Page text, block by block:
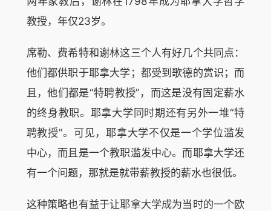
教授，年仅23岁。
席勒、费希特和谢林这三个人有好几个共同点：
他们都供职于耶拿大学；都受到歌德的赏识；而
且，他们都是“特聘教授”，而这是没有固定薪水
的终身教职。耶拿大学同时期还有另外一堆“特
聘教授”。可见，耶拿大学不仅是一个学位滥发
中心，而且是一个教职滥发中心。而耶拿大学还
有一个问题，那就是就带薪教授的薪水也很低。
这种策略也有益于让耶拿大学成为当时的一个欧